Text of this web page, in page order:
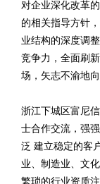
对企业深化改革
的相关指导方针
业结构的深度调
竞争力，全面刷
场，矢志不渝地
浙江下城区富尼
士合作交流，强
泛 建立稳定的客
业、制造业、文
繁琐的行业资质